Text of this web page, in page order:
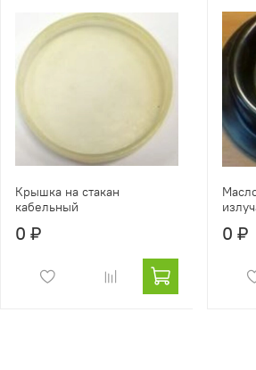
Крышка на стакан
кабельный
0 ₽ 0 ₽